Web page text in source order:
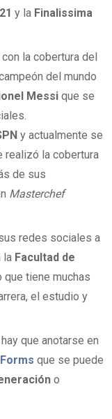
y la Finalissima
la cobertura del
del mundo
Messi que se
y actualmente se
realizó la cobertura
de sus
Masterchef
redes sociales a
la Facultad de
que tiene muchas
el estudio y
que anotarse en
que se puede
o